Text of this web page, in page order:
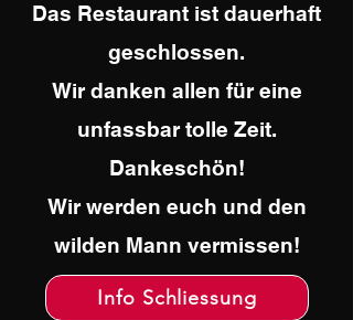
Das Restaurant ist dauerhaft
geschlossen.
Wir danken allen für eine
unfassbar tolle Zeit.
Dankeschön!
Wir werden euch und den
wilden Mann vermissen!
Info Schliessung